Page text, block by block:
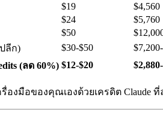
$19
$4,560
$24
$5,760
$50
ลีก)
$30-$50
(ลด 60%) $12-$20
รื่องมือของคุณเองด้วยเครดิต Claude